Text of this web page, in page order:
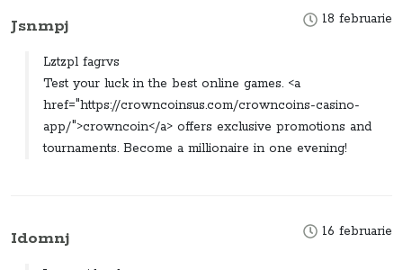
18 februarie
Jsnmpj
Lztzpl fagrvs
Test your luck in the best online games. <a
href="https://crowncoinsus.com/crowncoins-casino-
app/">crowncoin</a> offers exclusive promotions and
tournaments. Become a millionaire in one evening!
16 februarie
Idomnj